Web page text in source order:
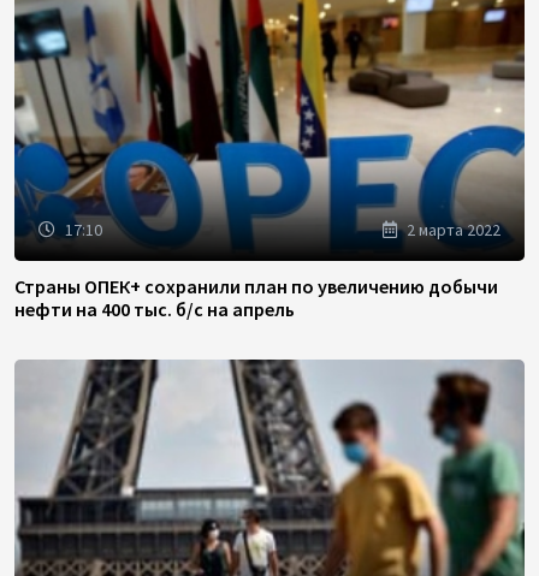
17:10 2 марта 2022
Страны ОПЕК+ сохранили план по увеличению добычи
нефти на 400 тыс. б/с на апрель